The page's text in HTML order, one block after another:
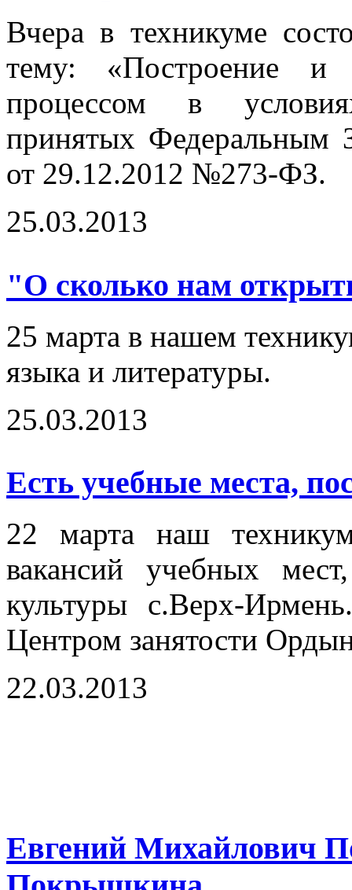
Вчера в техникуме
тему: «Построение и
процессом в
принятых Федеральным
от 29.12.2012 №273-ФЗ.
25.03.2013
"О сколько нам
25 марта в нашем
языка и литературы.
25.03.2013
Есть учебные места,
22 марта наш
вакансий учебных
культуры с.Верх-
Центром занятости
22.03.2013
Евгений Михайлович